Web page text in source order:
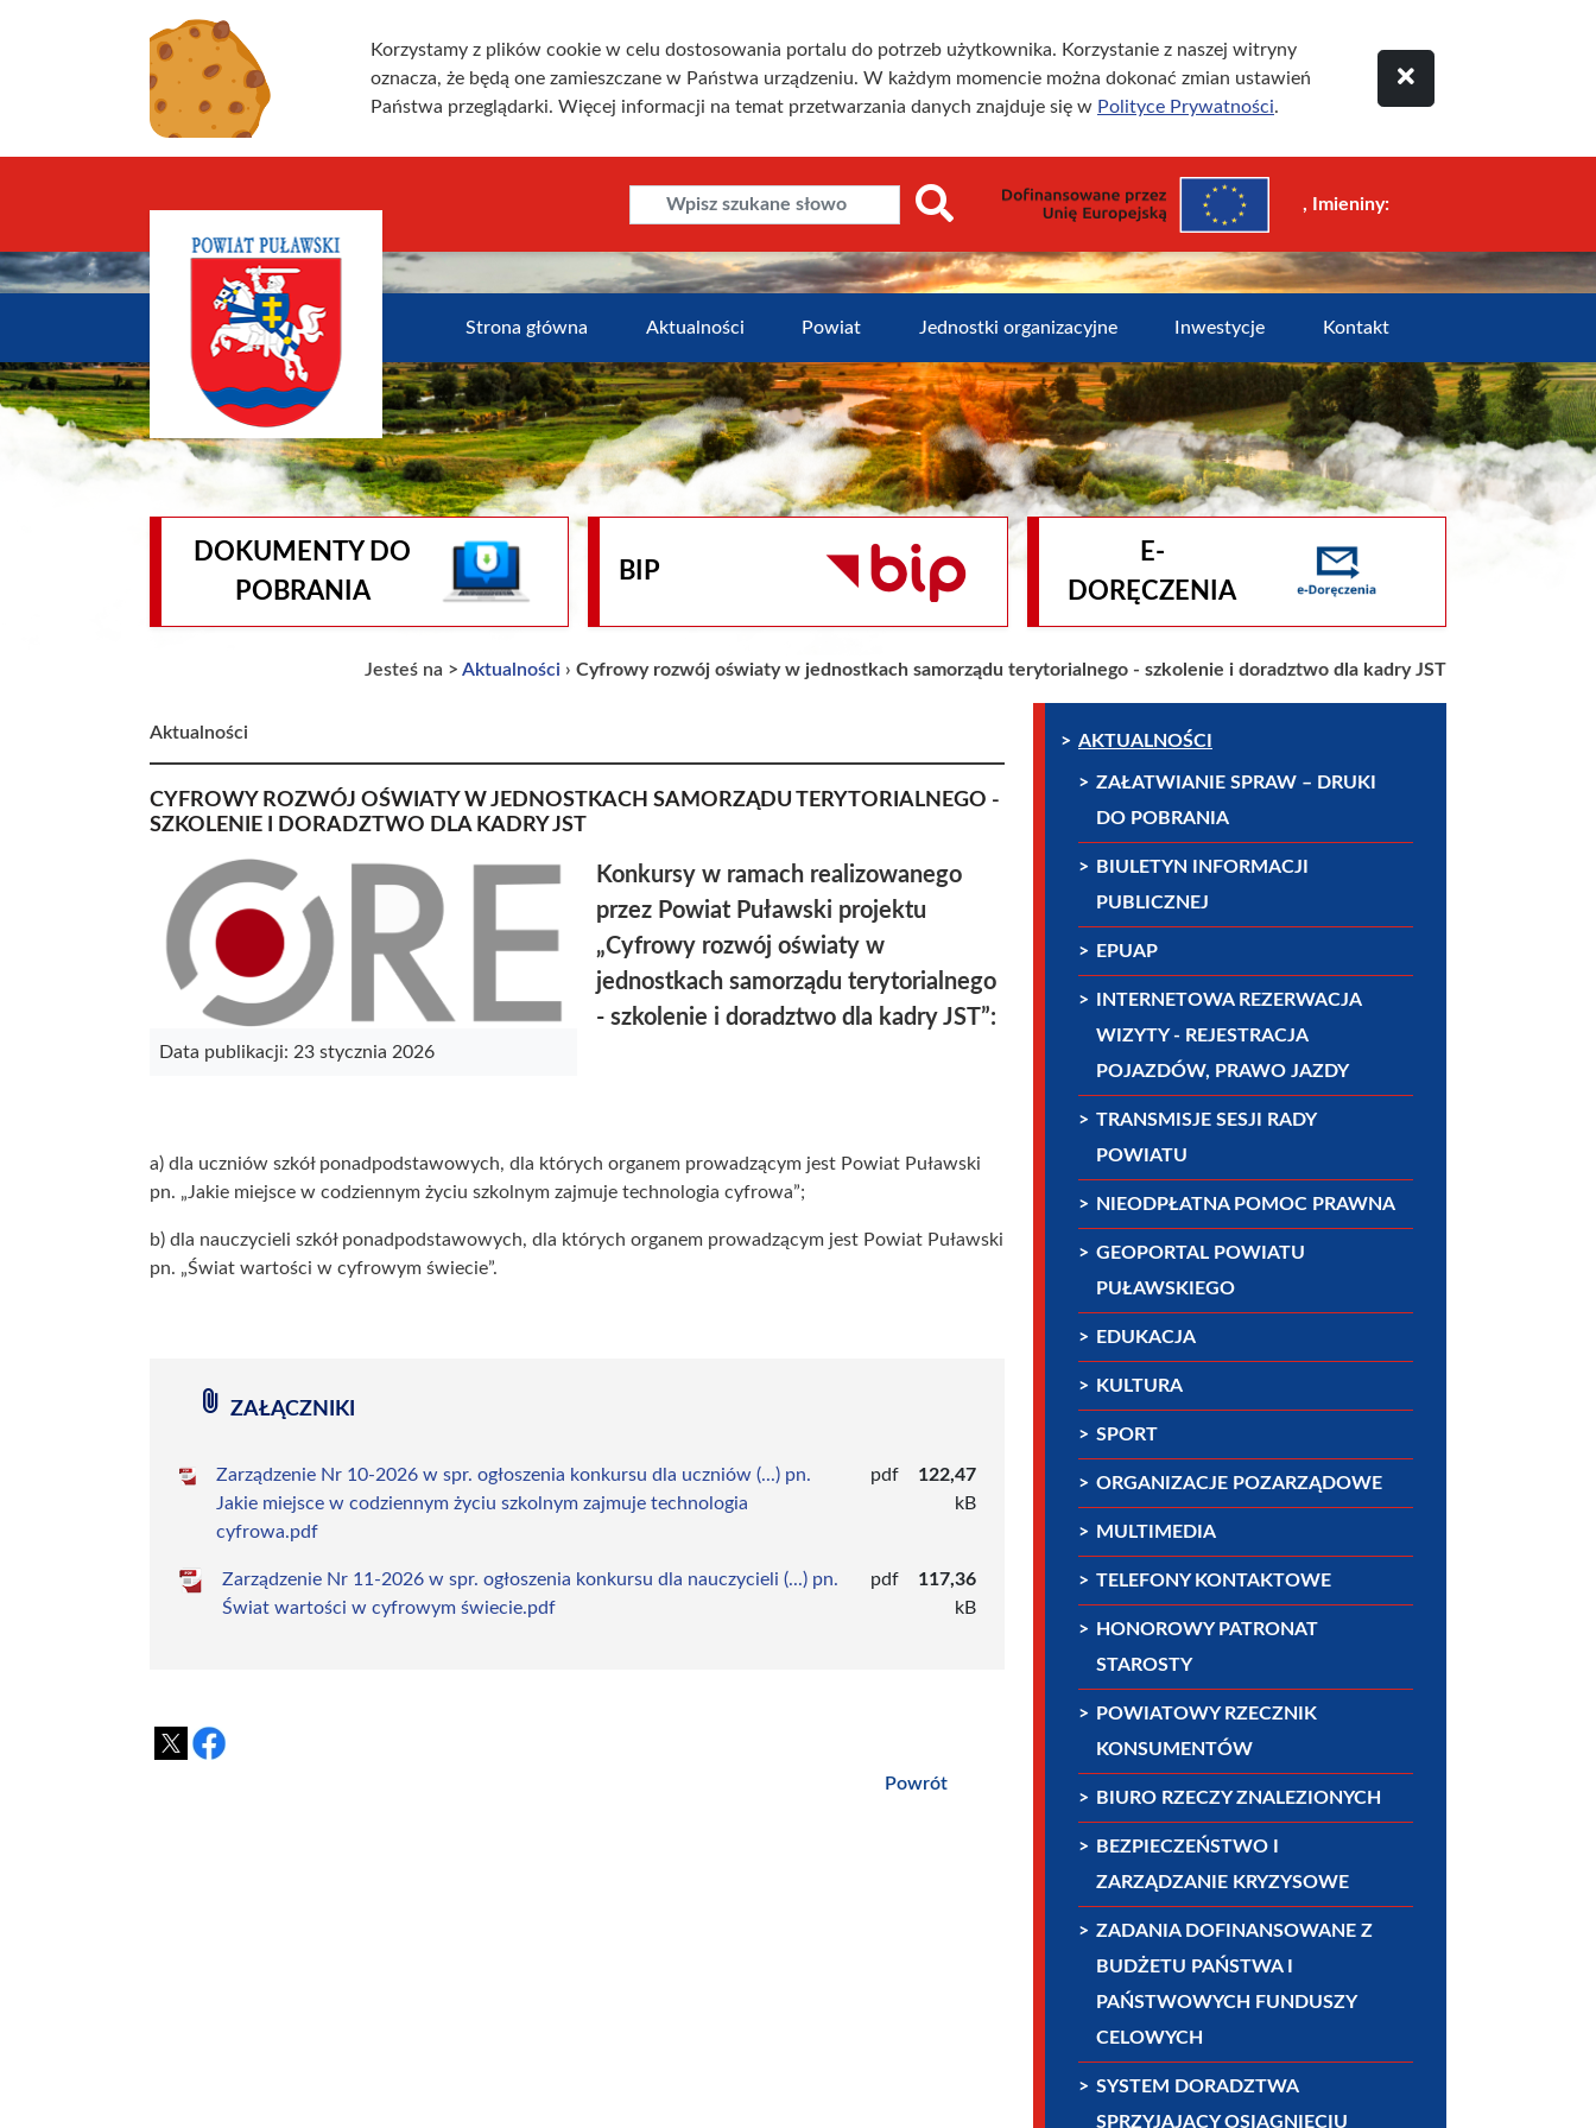
Korzystamy z plików cookie w celu dostosowania portalu do potrzeb użytkownika. Korzystanie z naszej witryny
oznacza, że będą one zamieszczane w Państwa urządzeniu. W każdym momencie można dokonać zmian ustawień
Państwa przeglądarki. Więcej informacji na temat przetwarzania danych znajduje się w Polityce Prywatności.
, Imieniny:
Strona główna Aktualności Powiat Jednostki organizacyjne Inwestycje Kontakt
DOKUMENTY DO
POBRANIA
BIP
E-
DORĘCZENIA
Jesteś na > Aktualności › Cyfrowy rozwój oświaty w jednostkach samorządu terytorialnego - szkolenie i doradztwo dla kadry JST
Aktualności
CYFROWY ROZWÓJ OŚWIATY W JEDNOSTKACH SAMORZĄDU TERYTORIALNEGO -
SZKOLENIE I DORADZTWO DLA KADRY JST
Data publikacji: 23 stycznia 2026
Konkursy w ramach realizowanego
przez Powiat Puławski projektu
„Cyfrowy rozwój oświaty w
jednostkach samorządu terytorialnego
- szkolenie i doradztwo dla kadry JST”:
a) dla uczniów szkół ponadpodstawowych, dla których organem prowadzącym jest Powiat Puławski
pn. „Jakie miejsce w codziennym życiu szkolnym zajmuje technologia cyfrowa”;
b) dla nauczycieli szkół ponadpodstawowych, dla których organem prowadzącym jest Powiat Puławski
pn. „Świat wartości w cyfrowym świecie”.
attach_file ZAŁĄCZNIKI
Zarządzenie Nr 10-2026 w spr. ogłoszenia konkursu dla uczniów (...) pn.
Jakie miejsce w codziennym życiu szkolnym zajmuje technologia
cyfrowa.pdf
pdf
122,47
kB
Zarządzenie Nr 11-2026 w spr. ogłoszenia konkursu dla nauczycieli (...) pn.
Świat wartości w cyfrowym świecie.pdf
pdf
117,36
kB
Powrót
AKTUALNOŚCI
ZAŁATWIANIE SPRAW – DRUKI
DO POBRANIA
BIULETYN INFORMACJI
PUBLICZNEJ
EPUAP
INTERNETOWA REZERWACJA
WIZYTY - REJESTRACJA
POJAZDÓW, PRAWO JAZDY
TRANSMISJE SESJI RADY
POWIATU
NIEODPŁATNA POMOC PRAWNA
GEOPORTAL POWIATU
PUŁAWSKIEGO
EDUKACJA
KULTURA
SPORT
ORGANIZACJE POZARZĄDOWE
MULTIMEDIA
TELEFONY KONTAKTOWE
HONOROWY PATRONAT
STAROSTY
POWIATOWY RZECZNIK
KONSUMENTÓW
BIURO RZECZY ZNALEZIONYCH
BEZPIECZEŃSTWO I
ZARZĄDZANIE KRYZYSOWE
ZADANIA DOFINANSOWANE Z
BUDŻETU PAŃSTWA I
PAŃSTWOWYCH FUNDUSZY
CELOWYCH
SYSTEM DORADZTWA
SPRZYJAJĄCY OSIĄGNIĘCIU